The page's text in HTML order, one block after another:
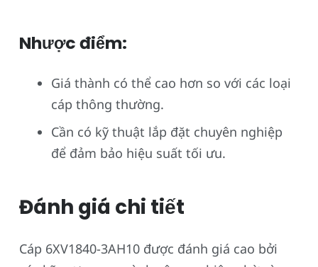
Nhược điểm:
Giá thành có thể cao hơn so với các loại
cáp thông thường.
Cần có kỹ thuật lắp đặt chuyên nghiệp
để đảm bảo hiệu suất tối ưu.
Đánh giá chi tiết
Cáp 6XV1840-3AH10 được đánh giá cao bởi